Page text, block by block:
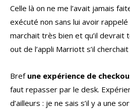
Celle là on ne me l’avait jamais
exécuté non sans lui avoir rappelé
marchait très bien et qu’il devrait
out de l’appli Marriott s’il
Bref une expérience de
faut repasser par le desk.
d’ailleurs : je ne sais s’il y a une